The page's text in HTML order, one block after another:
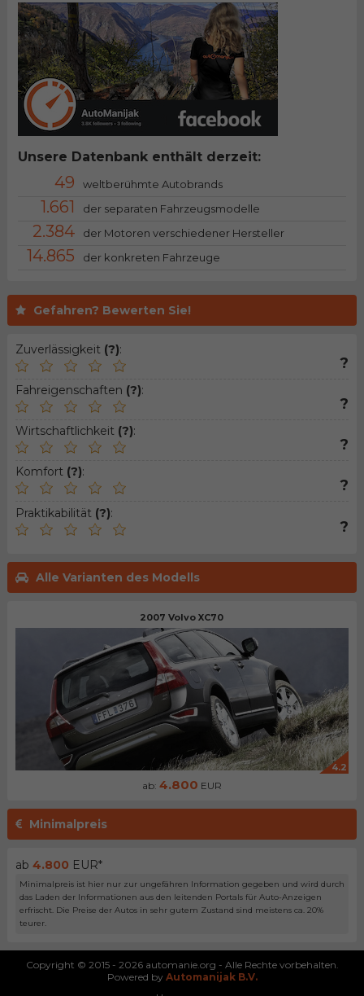
Gefahren? Bewerten Sie!
Zuverlässigkeit (?):
?
Fahreigenschaften (?):
?
Wirtschaftlichkeit (?):
?
Komfort (?):
?
Praktikabilität (?):
?
Alle Varianten des Modells
2007 Volvo XC70
4.2
ab: 4.800 EUR
Minimalpreis
ab 4.800 EUR*
Minimalpreis ist hier nur zur ungefähren Information gegeben und wird durch
das Laden der Informationen aus den leitenden Portals für Auto-Anzeigen
erfrischt. Die Preise der Autos in sehr gutem Zustand sind meistens ca. 20%
teurer.
Unsere Datenbank enthält derzeit:
49 weltberühmte Autobrands
1.661 der separaten Fahrzeugsmodelle
2.384 der Motoren verschiedener Hersteller
14.865 der konkreten Fahrzeuge
Copyright © 2015 - 2026 automanie.org - Alle Rechte vorbehalten.
Powered by Automanijak B.V.